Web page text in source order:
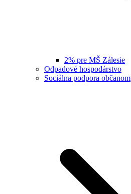
2% pre MŠ Zálesie
Odpadové hospodárstvo
Sociálna podpora občanom